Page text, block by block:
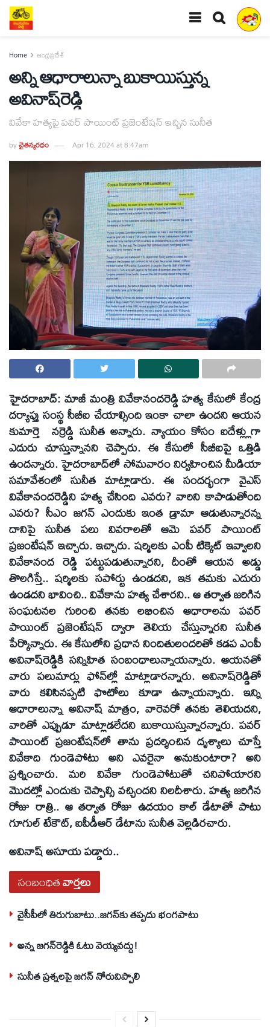
Home ఆంధ్రప్రదేశ్
అన్ని ఆధారాలున్నా బుకాయిస్తున్న
అవినాష్‌రెడ్డి
వివేకా హత్యపై పవర్‌ పాయింట్‌ ప్రజెంటేషన్‌ ఇచ్చిన సునీత
byచైతన్యరధం Apr 16, 2024 at 8:47am
హైదరాబాద్‌: మాజీ మంత్రి వివేకానందరెడ్డి హత్య కేసులో కేంద్ర
దర్యాప్తు సంస్థ సీబీఐ చేయాల్సింది ఇంకా చాలా ఉందని ఆయన
కుమార్తె నర్రెడ్డి సునీత అన్నారు. న్యాయం కోసం ఐదేళ్ల్లుగా
ఎదురు చూస్తున్నానని చెప్పారు. ఈ కేసులో సీబీఐపై ఒత్తిడి
ఉందన్నారు. హైదరాబాద్‌లో సోమవారం నిర్వహించిన మీడియా
సమావేశంలో సునీత మాట్లాడారు. ఈ సందర్భంగా వైఎస్‌
వివేకానందరెడ్డిని హత్య చేసింది ఎవరు? వారిని కాపాడుతోంది
ఎవరు? సీఎం జగన్‌ ఎందుకు ఇంత డ్రామా ఆడుతున్నారన్న
దానిపై సునీత పలు వివరాలతో ఆమె పవర్‌ పాయింట్‌
ప్రజంటేషన్‌ ఇచ్చారు. ఇచ్చారు. షర్మిలకు ఎంపీ టిక్కెట్‌ ఇవ్వాలని
వివేకానంద రెడ్డి పట్టుపడుతున్నారని, దీంతో ఆయన అడ్డు
తొలగిస్తే.. షర్మిలకు సపోర్టు ఉండదని, ఇక తమకు ఎదురు
ఉండదని భావించి.. వివేకాను హత్య చేశారని.. ఆ తర్వాత జరిగిన
సంఘటనల గురించి తనకు లభించిన ఆధారాలను పవర్‌
పాయింట్‌ ప్రజెంటేషన్‌ ద్వారా తెలియ చేస్తున్నారని సునీత
పేర్కొన్నారు. ఈ కేసులోని ప్రధాన నిందితులందరితో కడప ఎంపీ
అవినాష్‌రెడ్డికి సన్నిహిత సంబంధాలున్నాయన్నారు. ఆయనతో
వారు పలుమార్లు ఫోన్‌ల్లో మాట్లాడారన్నారు. అవినాష్‌రెడ్డితో
వారు కలిసినప్పటి ఫొటోలు కూడా ఉన్నాయన్నారు. ఇన్ని
ఆధారాలున్నా అవినాష్‌ మాత్రం, వారెవరో తనకు తెలియదని,
వారితో ఎప్పుడూ మాట్లాడలేదని బుకాయిస్తున్నారన్నారు. పవర్‌
పాయింట్‌ ప్రజంటేషన్‌లో తాను ప్రదర్శించిన దృశ్యాలు చూస్తే
వివేకాది గుండెపోటు అని ఎవరైనా అనుకుంటారా? అని
ప్రశ్నించారు. మరి వివేకా గుండెపోటుతో చనిపోయారని
మొదట్లో ఎందుకు చెప్పాల్సి వచ్చిందని నిలదీశారు. హత్య జరిగిన
రోజు రాత్రి.. ఆ తర్వాత రోజు ఉదయం కాల్‌ డేటాతో పాటు
గూగుల్‌ టేకౌట్‌, ఐపీడీఆర్‌ డేటాను సునీత వెల్లడిరచారు.
అవినాష్‌ అసూయ పడ్డారు..
సంబంధితవార్తలు
వైసీపీలో తిరుగుబాటు..జగన్‌కు తప్పదు భంగపాటు
అన్న జగన్‌రెడ్డికి ఓటు వెయ్యవద్దు!
సునీత ప్రశ్నలపై జగన్‌ నోరువిప్పాలి